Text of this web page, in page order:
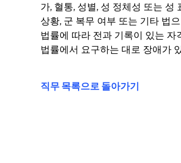
가, 혈통, 성별, 성 정체성 또는 성
상황, 군 복무 여부 또는 기타 법
법률에 따라 전과 기록이 있는 자
법률에서 요구하는 대로 장애가
직무 목록으로 돌아가기